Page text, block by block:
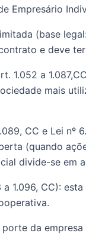
Empresário
e deve
1.052 a
mais
CC e Lei
(quando
divide-se em
1.096, CC):
da